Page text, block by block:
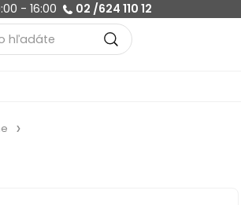
- 16:00 02 /624 110 12